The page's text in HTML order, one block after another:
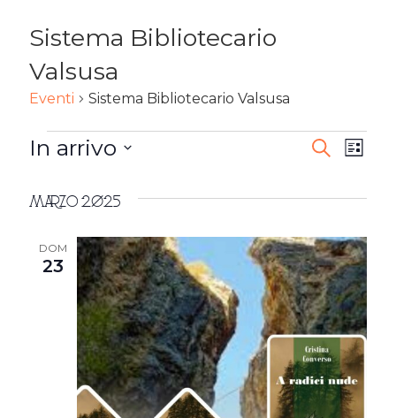
Sistema Bibliotecario
Valsusa
Eventi Sistema Bibliotecario Valsusa
EVENTI
EVENTI
VISTE
CercaLista
In arrivo
la
Marzo 2025
DOM
23